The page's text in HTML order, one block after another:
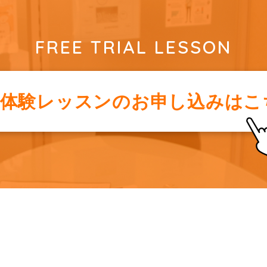
FREE TRIAL LESSON
験レッスンのお申し込みは